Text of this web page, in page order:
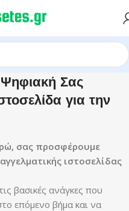
Ψηφιακή Σας
για την
σας προσφέρουμε
ιστοσελίδας
βασικές ανάγκες που
επόμενο βήμα και να